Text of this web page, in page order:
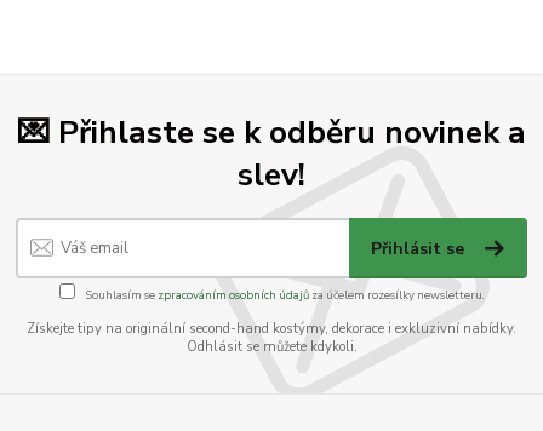
💌 Přihlaste se k odběru novinek a
slev!
Přihlásit se
Souhlasím se zpracováním osobních údajůza účelem rozesílky newsletteru.
Získejte tipy na originální second-hand kostýmy, dekorace i exkluzivní nabídky.
Odhlásit se můžete kdykoli.